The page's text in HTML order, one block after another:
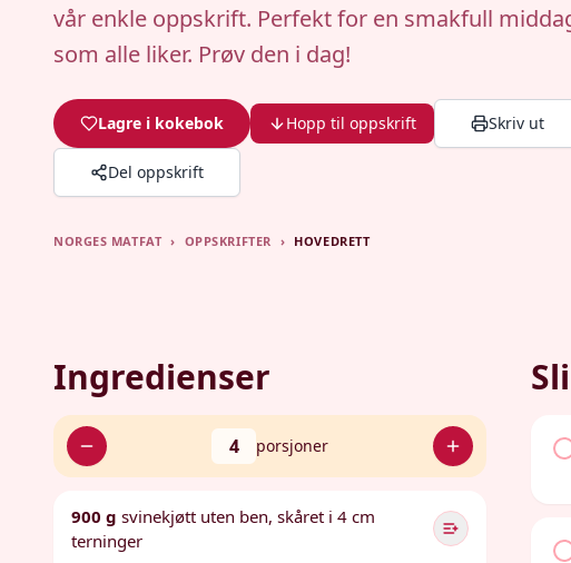
vår enkle oppskrift. Perfekt for en smakfull
som alle liker. Prøv den i dag!
Lagre i kokebok Hopp til oppskrift Skriv ut
Del oppskrift
NORGES MATFAT › OPPSKRIFTER › HOVEDRETT
Ingredienser
4 porsjoner
900 g svinekjøtt uten ben, skåret i 4 cm
terninger